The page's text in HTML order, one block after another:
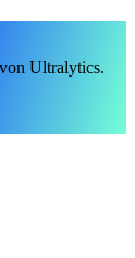
Ultralytics.